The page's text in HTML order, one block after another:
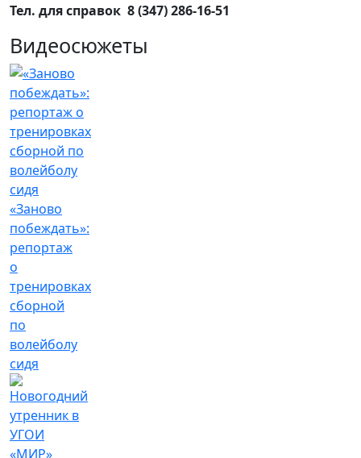
Тел. для справок 8 (347) 286-16-51
Видеосюжеты
«Заново
побеждать»:
репортаж
о
тренировках
сборной
по
волейболу
сидя